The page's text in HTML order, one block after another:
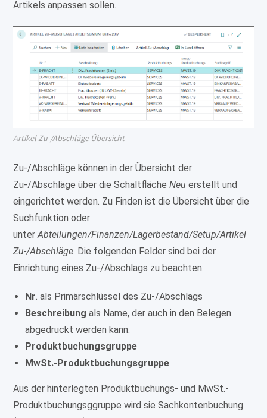
Artikels anpassen sollen.
Artikel Zu-/Abschläge Übersicht
Zu-/Abschläge können in der Übersicht der
Zu-/Abschläge über die SchaltflächeNeu erstellt und
eingerichtet werden. Zu Finden ist die Übersicht über die
Suchfunktion oder
unterAbteilungen/Finanzen/Lagerbestand/Setup/Artikel
Zu-/Abschläge. Die folgenden Felder sind bei der
Einrichtung eines Zu-/Abschlags zu beachten:
Nr. als Primärschlüssel des Zu-/Abschlags
Beschreibung als Name, der auch in den Belegen
abgedruckt werden kann.
Produktbuchungsgruppe
MwSt.-Produktbuchungsgruppe
Aus der hinterlegten Produktbuchungs- und MwSt.-
Produktbuchungsggruppe wird sie Sachkontenbuchung